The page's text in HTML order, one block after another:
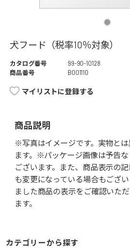
犬フード（税率10％対象）
カタログ番号
99-90-10128
商品番号
B001110
マイリストに登録する
商品説明
※写真はイメージです。実物と
ます。※パッケージ画像は予告
ございます。また、商品表示の
も変更になっている場合もござ
ました商品の表示をご確認いた
ます。
カテゴリーから探す